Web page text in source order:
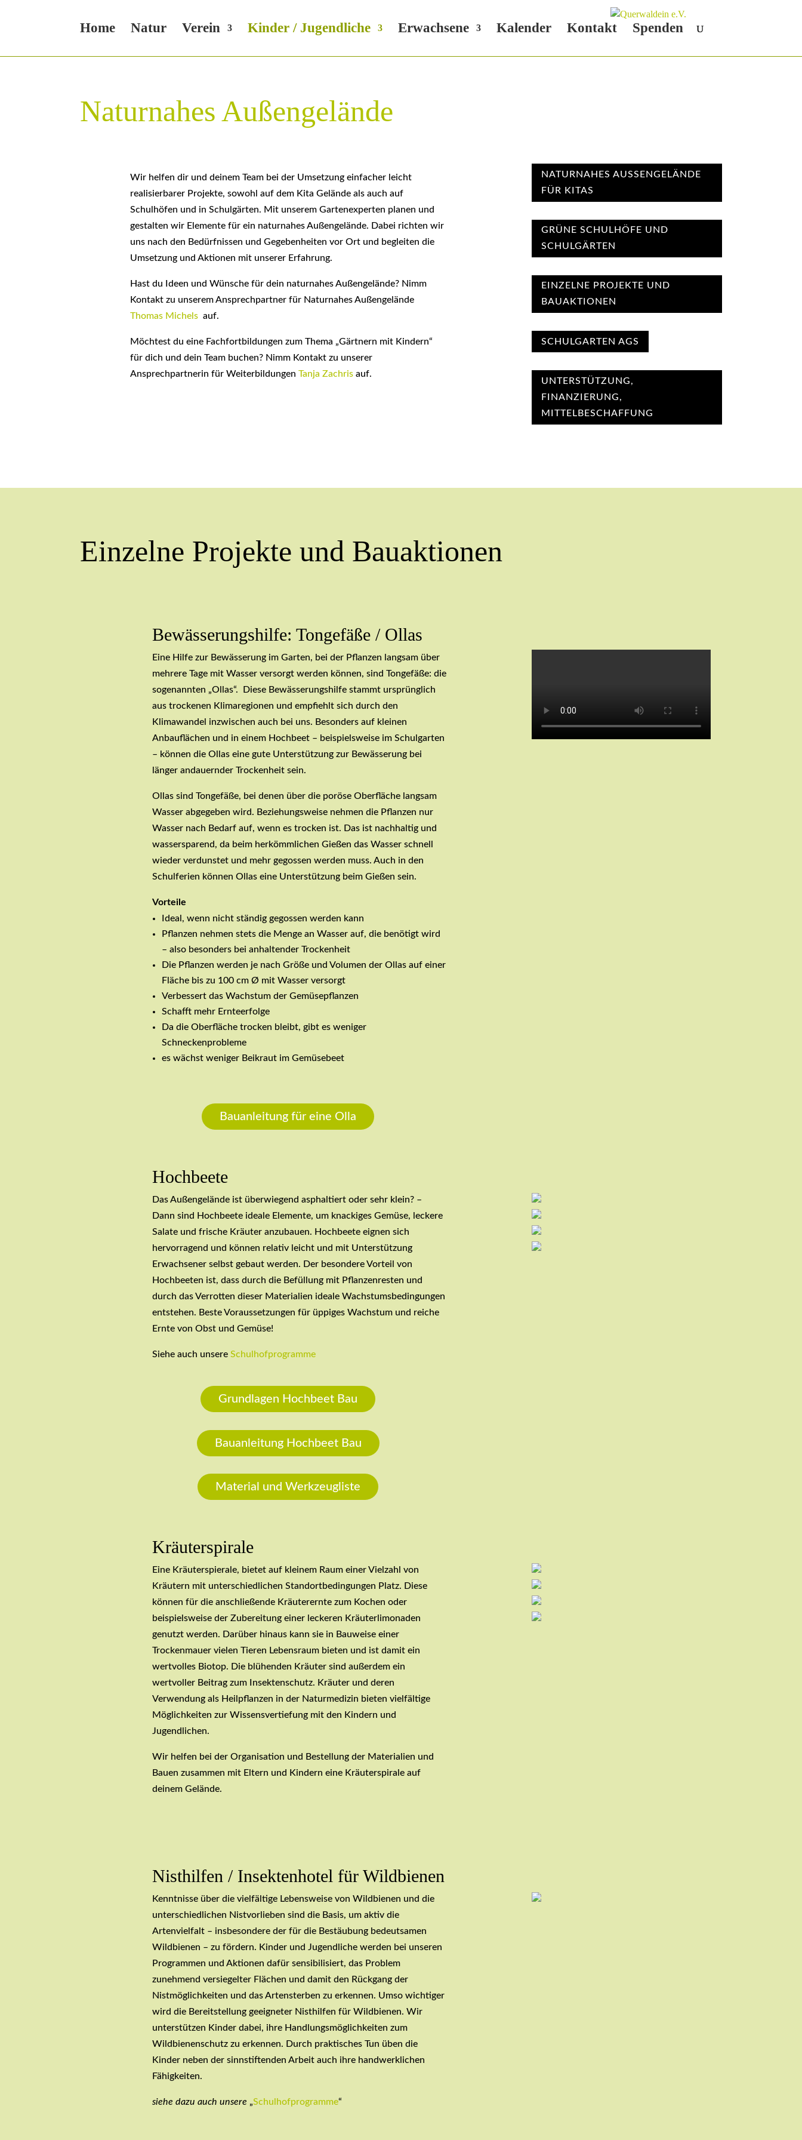
Home Natur Verein Kinder / Jugendliche Erwachsene Kalender Kontakt Spenden
Naturnahes Außengelände
Wir helfen dir und deinem Team bei der Umsetzung einfacher leicht
realisierbarer Projekte, sowohl auf dem Kita Gelände als auch auf
Schulhöfen und in Schulgärten. Mit unserem Gartenexperten planen und
gestalten wir Elemente für ein naturnahes Außengelände. Dabei richten wir
uns nach den Bedürfnissen und Gegebenheiten vor Ort und begleiten die
Umsetzung und Aktionen mit unserer Erfahrung.
Hast du Ideen und Wünsche für dein naturnahes Außengelände? Nimm
Kontakt zu unserem Ansprechpartner für Naturnahes Außengelände
Thomas Michelsauf.
Möchtest du eine Fachfortbildungen zum Thema „Gärtnern mit Kindern“
für dich und dein Team buchen? Nimm Kontakt zu unserer
Ansprechpartnerin für Weiterbildungen Tanja Zachrisauf.
NATURNAHES AUSSENGELÄNDE F
ÜR KITAS
GRÜNE SCHULHÖFE UND
SCHULGÄRTEN
EINZELNE PROJEKTE UND
BAUAKTIONEN
SCHULGARTEN AGS
UNTERSTÜTZUNG,
FINANZIERUNG,
MITTELBESCHAFFUNG
Einzelne Projekte und Bauaktionen
Bewässerungshilfe: Tongefäße / Ollas
Eine Hilfe zur Bewässerung im Garten, bei der Pflanzen langsam über
mehrere Tage mit Wasser versorgt werden können, sind Tongefäße: die
sogenannten „Ollas“. Diese Bewässerungshilfe stammt ursprünglich
aus trockenen Klimaregionen und empfiehlt sich durch den
Klimawandel inzwischen auch bei uns. Besonders auf kleinen
Anbauflächen und in einem Hochbeet – beispielsweise im Schulgarten
– können die Ollas eine gute Unterstützung zur Bewässerung bei
länger andauernder Trockenheit sein.
Ollas sind Tongefäße, bei denen über die poröse Oberfläche langsam
Wasser abgegeben wird. Beziehungsweise nehmen die Pflanzen nur
Wasser nach Bedarf auf, wenn es trocken ist. Das ist nachhaltig und
wassersparend, da beim herkömmlichen Gießen das Wasser schnell
wieder verdunstet und mehr gegossen werden muss. Auch in den
Schulferien können Ollas eine Unterstützung beim Gießen sein.
Vorteile
Ideal, wenn nicht ständig gegossen werden kann
Pflanzen nehmen stets die Menge an Wasser auf, die benötigt wird
– also besonders bei anhaltender Trockenheit
Die Pflanzen werden je nach Größe und Volumen der Ollas auf einer
Fläche bis zu 100 cm Ø mit Wasser versorgt
Verbessert das Wachstum der Gemüsepflanzen
Schafft mehr Ernteerfolge
Da die Oberfläche trocken bleibt, gibt es weniger
Schneckenprobleme
es wächst weniger Beikraut im Gemüsebeet
Bauanleitung für eine Olla
Hochbeete
Das Außengelände ist überwiegend asphaltiert oder sehr klein? –
Dann sind Hochbeete ideale Elemente, um knackiges Gemüse, leckere
Salate und frische Kräuter anzubauen. Hochbeete eignen sich
hervorragend und können relativ leicht und mit Unterstützung
Erwachsener selbst gebaut werden. Der besondere Vorteil von
Hochbeeten ist, dass durch die Befüllung mit Pflanzenresten und
durch das Verrotten dieser Materialien ideale Wachstumsbedingungen
entstehen. Beste Voraussetzungen für üppiges Wachstum und reiche
Ernte von Obst und Gemüse!
Siehe auch unsere Schulhofprogramme
Grundlagen Hochbeet Bau
Bauanleitung Hochbeet Bau
Material und Werkzeugliste
Kräuterspirale
Eine Kräuterspierale, bietet auf kleinem Raum einer Vielzahl von
Kräutern mit unterschiedlichen Standortbedingungen Platz. Diese
können für die anschließende Kräuterernte zum Kochen oder
beispielsweise der Zubereitung einer leckeren Kräuterlimonaden
genutzt werden. Darüber hinaus kann sie in Bauweise einer
Trockenmauer vielen Tieren Lebensraum bieten und ist damit ein
wertvolles Biotop. Die blühenden Kräuter sind außerdem ein
wertvoller Beitrag zum Insektenschutz. Kräuter und deren
Verwendung als Heilpflanzen in der Naturmedizin bieten vielfältige
Möglichkeiten zur Wissensvertiefung mit den Kindern und
Jugendlichen.
Wir helfen bei der Organisation und Bestellung der Materialien und
Bauen zusammen mit Eltern und Kindern eine Kräuterspirale auf
deinem Gelände.
Nisthilfen / Insektenhotel für Wildbienen
Kenntnisse über die vielfältige Lebensweise von Wildbienen und die
unterschiedlichen Nistvorlieben sind die Basis, um aktiv die
Artenvielfalt – insbesondere der für die Bestäubung bedeutsamen
Wildbienen – zu fördern. Kinder und Jugendliche werden bei unseren
Programmen und Aktionen dafür sensibilisiert, das Problem
zunehmend versiegelter Flächen und damit den Rückgang der
Nistmöglichkeiten und das Artensterben zu erkennen. Umso wichtiger
wird die Bereitstellung geeigneter Nisthilfen für Wildbienen. Wir
unterstützen Kinder dabei, ihre Handlungsmöglichkeiten zum
Wildbienenschutz zu erkennen. Durch praktisches Tun üben die
Kinder neben der sinnstiftenden Arbeit auch ihre handwerklichen
Fähigkeiten.
siehe dazu auch unsere „Schulhofprogramme“